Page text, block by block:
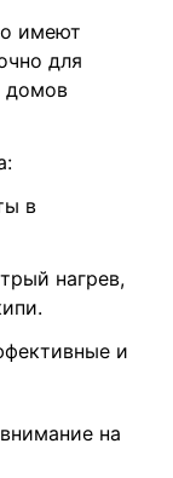
имеют
для
домов
в
нагрев,
и
на